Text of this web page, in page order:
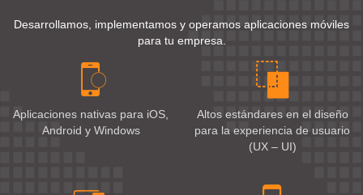
Desarrollamos, implementamos y operamos aplicaciones móviles
para tu empresa.
Aplicaciones nativas para iOS,
Android y Windows
Altos estándares en el diseño
para la experiencia de usuario
(UX – UI)